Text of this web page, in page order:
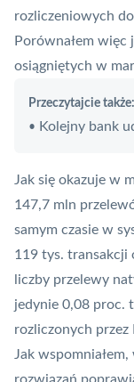
rozliczeniowych
Porównałem
osiągniętych w
Przeczytajcie także:
• Kolejny bank
Jak się okazuje w
147,7 mln
samym czasie w
119 tys. transakcji
liczby przelewy
jedynie 0,08 proc.
rozliczonych przez
Jak